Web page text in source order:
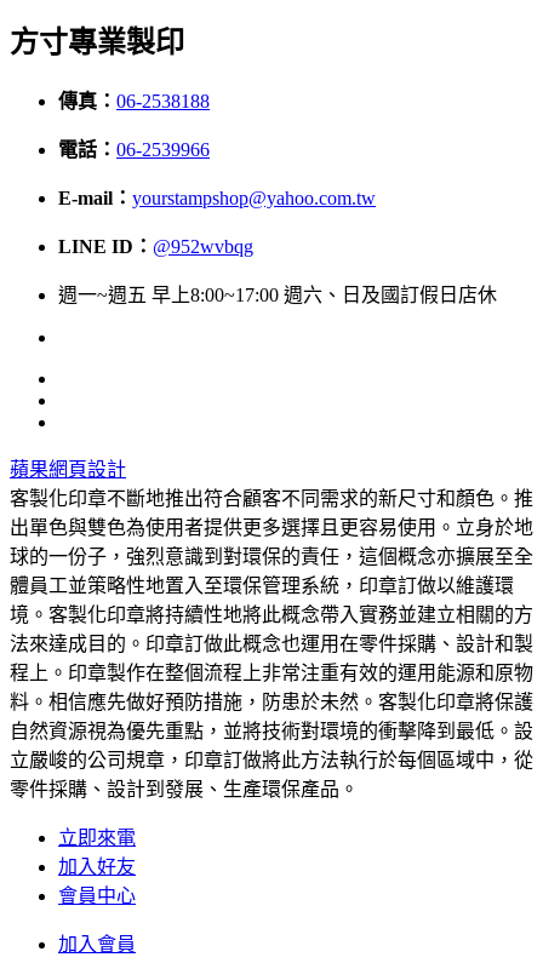
方寸專業製印
傳真： 06-2538188
電話： 06-2539966
E-mail： yourstampshop@yahoo.com.tw
LINE ID： @952wvbqg
週一~週五 早上8:00~17:00 週六、日及國訂假日店休
蘋果網頁設計
客製化印章不斷地推出符合顧客不同需求的新尺寸和顏色。推
出單色與雙色為使用者提供更多選擇且更容易使用。立身於地
球的一份子，強烈意識到對環保的責任，這個概念亦擴展至全
體員工並策略性地置入至環保管理系統，印章訂做以維護環
境。客製化印章將持續性地將此概念帶入實務並建立相關的方
法來達成目的。印章訂做此概念也運用在零件採購、設計和製
程上。印章製作在整個流程上非常注重有效的運用能源和原物
料。相信應先做好預防措施，防患於未然。客製化印章將保護
自然資源視為優先重點，並將技術對環境的衝擊降到最低。設
立嚴峻的公司規章，印章訂做將此方法執行於每個區域中，從
零件採購、設計到發展、生產環保產品。
立即來電
加入好友
會員中心
加入會員